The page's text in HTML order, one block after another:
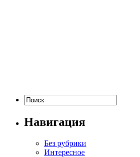
Навигация
Без рубрики
Интересное